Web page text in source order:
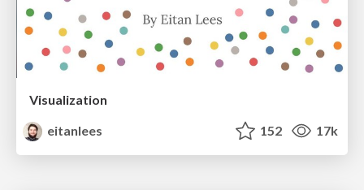
Visualization
eitanlees
152 17k